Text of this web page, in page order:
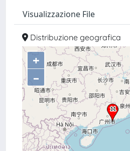
Visualizzazione File
Distribuzione geografica
+
–